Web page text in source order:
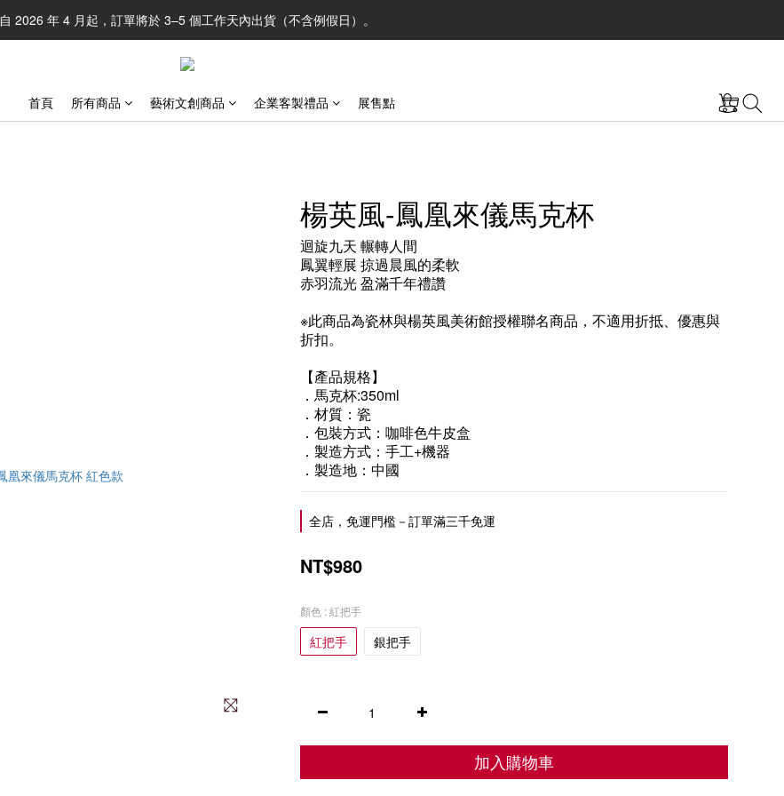
自 2026 年 4 月起，訂單將於 3–5 個工作天內出貨（不含例假日）。
首頁 所有商品 藝術文創商品 企業客製禮品 展售點
楊英風-鳳凰來儀馬克杯
迴旋九天 輾轉人間
鳳翼輕展 掠過晨風的柔軟
赤羽流光 盈滿千年禮讚
※此商品為瓷林與楊英風美術館授權聯名商品，不適用折抵、優惠與
折扣。
【產品規格】
．馬克杯:350ml
．材質：瓷
．包裝方式：咖啡色牛皮盒
．製造方式：手工+機器
．製造地：中國
全店，免運門檻－訂單滿三千免運
NT$980
顏色 : 紅把手
紅把手 銀把手
加入購物車